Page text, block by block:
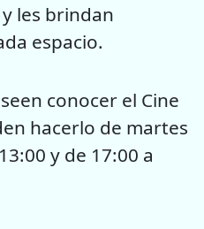
les brindan
espacio.
conocer el Cine
hacerlo de martes
y de 17:00 a